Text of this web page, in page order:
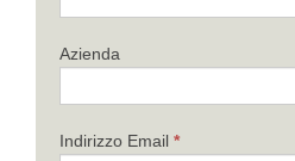
this
field
Azienda
Indirizzo Email *